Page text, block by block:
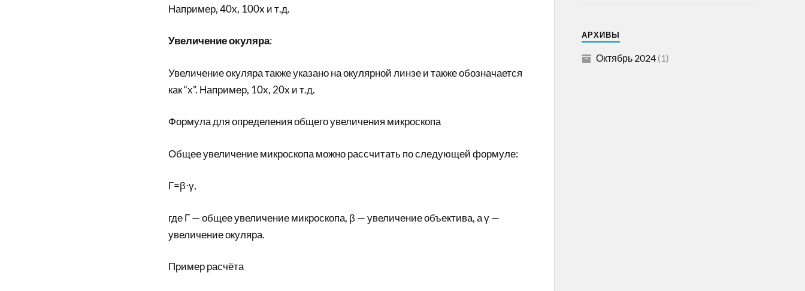
Например, 40x, 100x и т.д.
Увеличение окуляра:
Увеличение окуляра также указано на окулярной линзе и также обозначается
как “х”. Например, 10x, 20x и т.д.
Формула для определения общего увеличения микроскопа
Общее увеличение микроскопа можно рассчитать по следующей формуле:
Г=β⋅γ,
где Г — общее увеличение микроскопа, β — увеличение объектива, а γ —
увеличение окуляра.
Пример расчёта
АРХИВЫ
Октябрь 2024(1)